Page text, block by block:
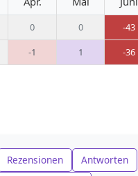
0 0 -43
-1 1 -36
Rezensionen
Antworten